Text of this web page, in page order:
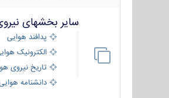
سایر بخشهای
پدافند هوایی
الکترونیک
تاریخ نیروی
دانشنامه